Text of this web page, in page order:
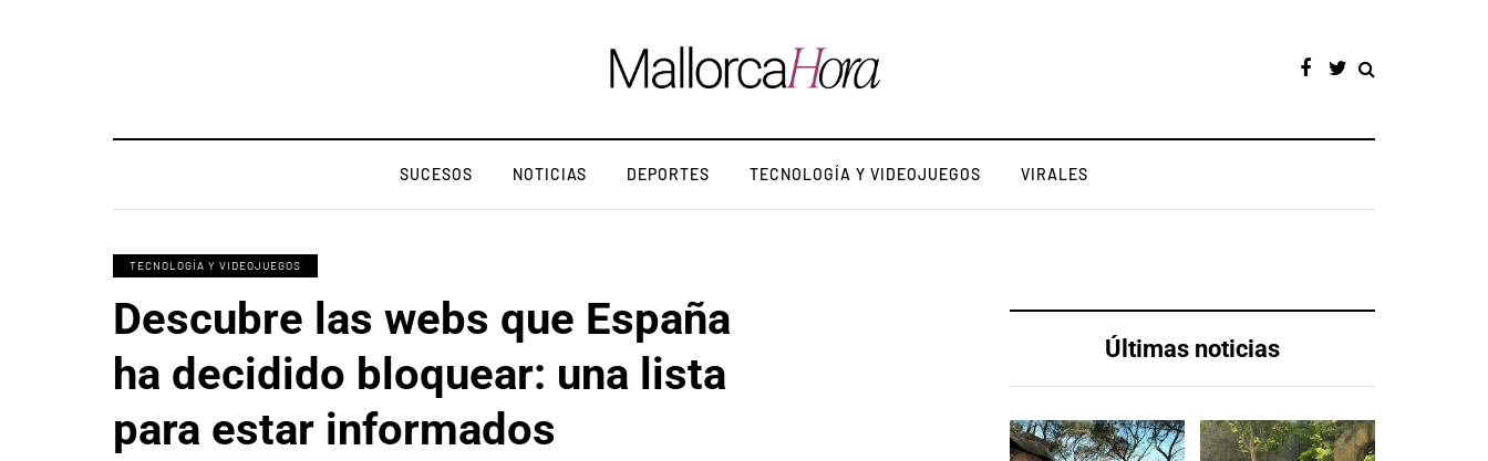
SUCESOS NOTICIAS DEPORTES TECNOLOGÍA Y VIDEOJUEGOS VIRALES
TECNOLOGÍA Y VIDEOJUEGOS
Descubre las webs que España
ha decidido bloquear: una lista
para estar informados
Últimas noticias